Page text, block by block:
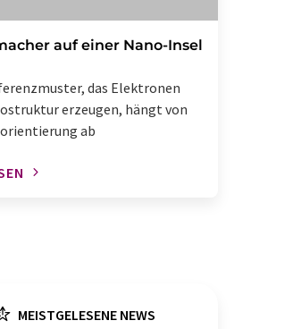
auf einer Nano-Insel
das Elektronen
erzeugen, hängt von
ab
MEISTGELESENE NEWS